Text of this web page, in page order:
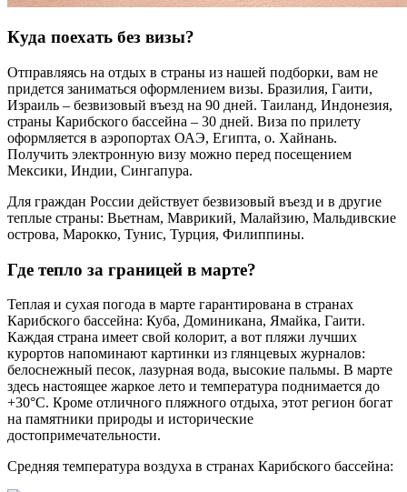
Куда поехать без визы?
Отправляясь на отдых в страны из нашей подборки, вам не
придется заниматься оформлением визы. Бразилия, Гаити,
Израиль – безвизовый въезд на 90 дней. Таиланд, Индонезия,
страны Карибского бассейна – 30 дней. Виза по прилету
оформляется в аэропортах ОАЭ, Египта, о. Хайнань.
Получить электронную визу можно перед посещением
Мексики, Индии, Сингапура.
Для граждан России действует безвизовый въезд и в другие
теплые страны: Вьетнам, Маврикий, Малайзию, Мальдивские
острова, Марокко, Тунис, Турция, Филиппины.
Где тепло за границей в марте?
Теплая и сухая погода в марте гарантирована в странах
Карибского бассейна: Куба, Доминикана, Ямайка, Гаити.
Каждая страна имеет свой колорит, а вот пляжи лучших
курортов напоминают картинки из глянцевых журналов:
белоснежный песок, лазурная вода, высокие пальмы. В марте
здесь настоящее жаркое лето и температура поднимается до
+30°C. Кроме отличного пляжного отдыха, этот регион богат
на памятники природы и исторические
достопримечательности.
Средняя температура воздуха в странах Карибского бассейна: